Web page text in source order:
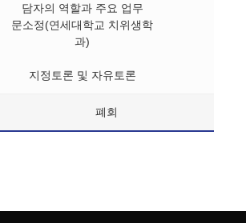
담자의 역할과 주요 업무
문소정(연세대학교 치위생학
과)
지정토론 및 자유토론
폐회